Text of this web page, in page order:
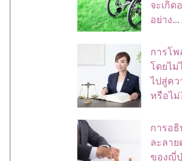
จะเกิด
อย่าง...
การโ
โดยไ
ไปสู่ค
หรือไม่
การอ
ละลา
ของญี่